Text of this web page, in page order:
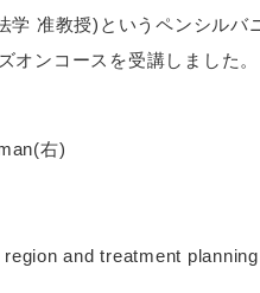
学 准教授)というペンシル
オンコースを受講しました。
右)
and treatment